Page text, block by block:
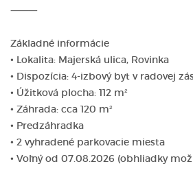
⸻
Základné informácie
• Lokalita: Majerská ulica, Rovinka
• Dispozícia: 4-izbový byt v radovej
• Úžitková plocha: 112 m²
• Záhrada: cca 120 m²
• Predzáhradka
• 2 vyhradené parkovacie miesta
• Voľný od 07.08.2026 (obhliadky